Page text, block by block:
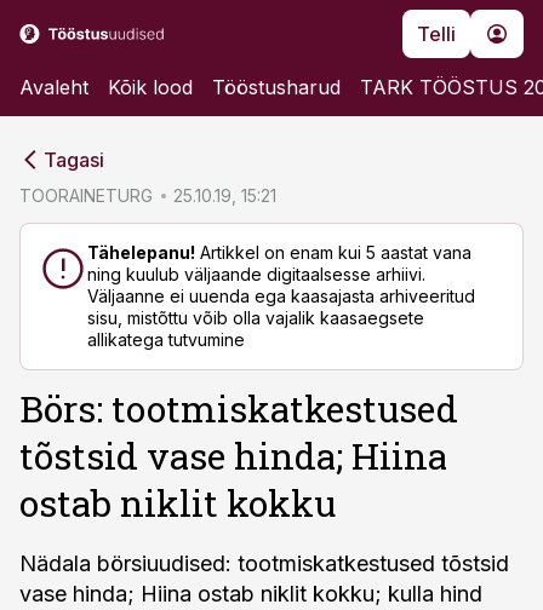
Telli
Avaleht Kõik lood Tööstusharud TARK TÖÖSTUS
Tagasi
TOORAINETURG 25.10.19, 15:21
Tähelepanu! Artikkel on enam kui 5 aastat vana
ning kuulub väljaande digitaalsesse arhiivi.
Väljaanne ei uuenda ega kaasajasta arhiveeritud
sisu, mistõttu võib olla vajalik kaasaegsete
allikatega tutvumine
Börs: tootmiskatkestused
tõstsid vase hinda; Hiina
ostab niklit kokku
Nädala börsiuudised: tootmiskatkestused tõstsid
vase hinda; Hiina ostab niklit kokku; kulla hind